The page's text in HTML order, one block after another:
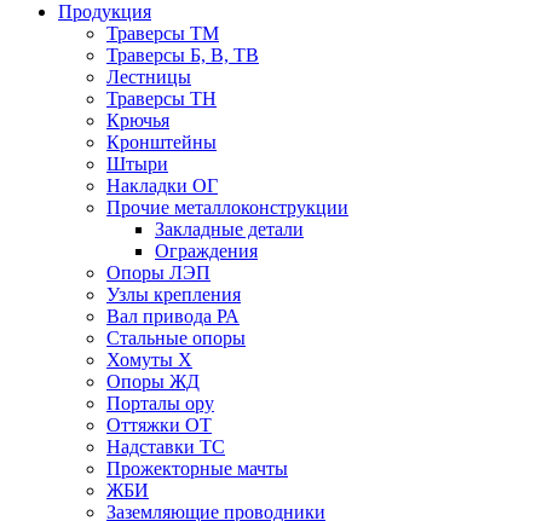
Продукция
Траверсы ТМ
Траверсы Б, В, ТВ
Лестницы
Траверсы ТН
Крючья
Кронштейны
Штыри
Накладки ОГ
Прочие металлоконструкции
Закладные детали
Ограждения
Опоры ЛЭП
Узлы крепления
Вал привода РА
Стальные опоры
Хомуты Х
Опоры ЖД
Порталы ору
Оттяжки ОТ
Надставки ТС
Прожекторные мачты
ЖБИ
Заземляющие проводники